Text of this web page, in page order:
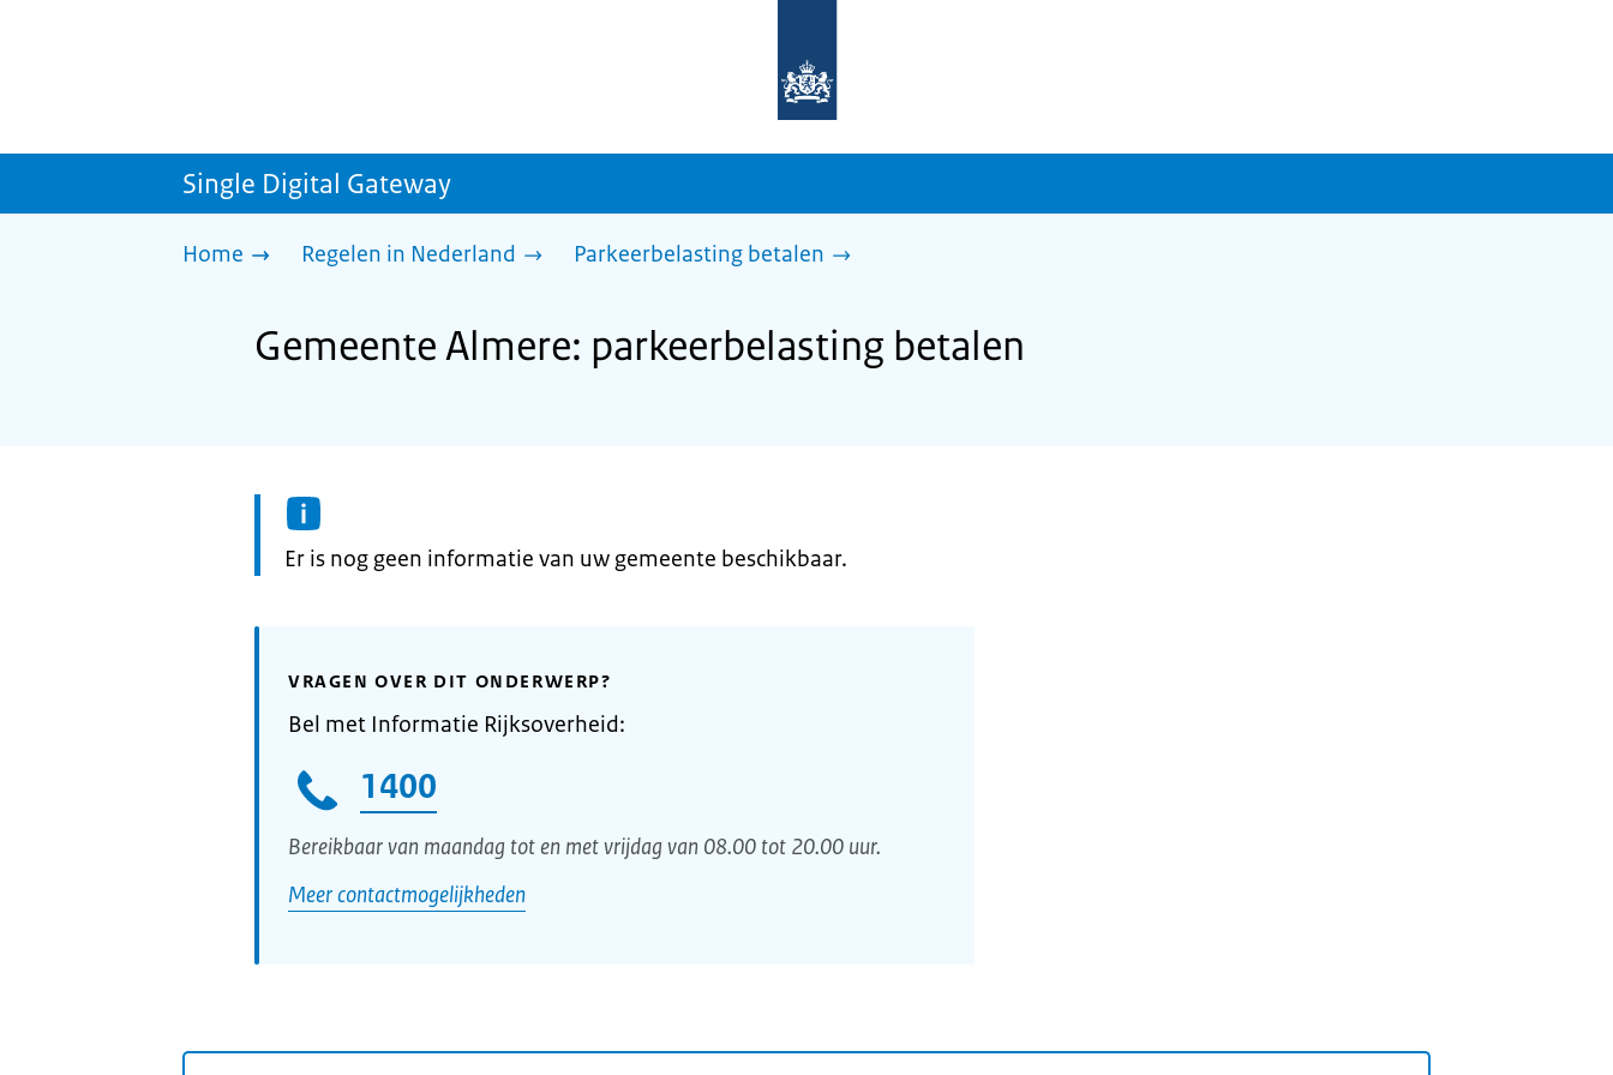
homepage
sdg.rijksoverheid.nl
Single Digital Gateway
Home Regelen in Nederland Parkeerbelasting betalen
Gemeente Almere: parkeerbelasting betalen
Informatie:
Er is nog geen informatie van uw gemeente beschikbaar.
VRAGEN OVER DIT ONDERWERP?
Bel met Informatie Rijksoverheid:
1400
Bereikbaar van maandag tot en met vrijdag van 08.00 tot 20.00 uur.
Meer contactmogelijkheden